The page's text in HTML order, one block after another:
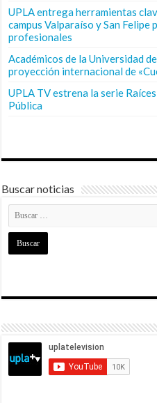
UPLA entrega herramientas
campus Valparaíso y San Felipe
profesionales
Académicos de la Universidad
proyección internacional de
UPLA TV estrena la serie
Pública
Buscar noticias